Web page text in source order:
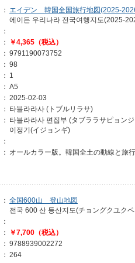
： エイデン 韓国全国旅行地図(2025-
에이든 우리나라 전국여행지도(2025-
：
：
￥4,365（税込）
： 9791190073752
： 98
： 1
： A5
： 2025-02-03
： 타블라라사 (トブルリラサ)
： 타블라라사 편집부 (タブララサピョン
이정기(イジョンギ)
：
： オールカラー版。韓国全土の動線と旅
： 全国600山 登山地図
전국 600 산 등산지도(チョングクユク
：
：
￥7,700（税込）
： 9788939002272
： 264